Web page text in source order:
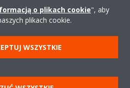
© Daikin
Polityka Ochrony Danych
podatkowa
Pompy ciepła
o plikach cookie", aby
plikach cookie.
WSZYSTKIE